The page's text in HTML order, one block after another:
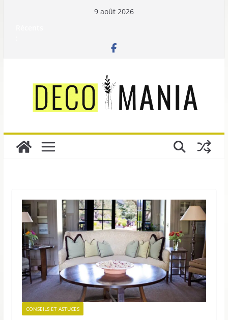
9 août 2026
CONSEILS ET ASTUCES